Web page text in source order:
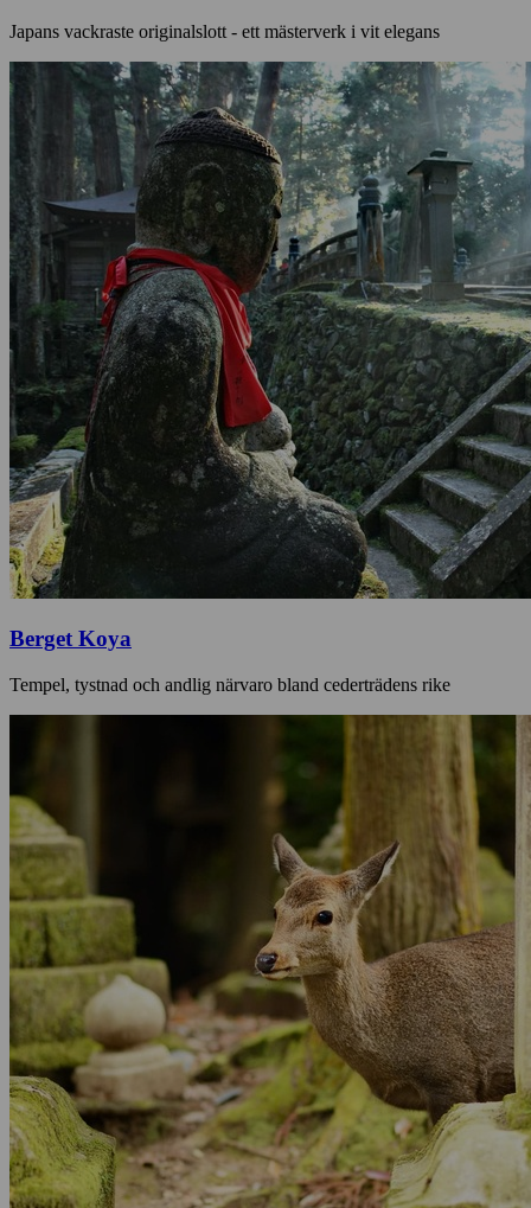
Japans vackraste originalslott - ett mästerverk i vit elegans
Berget Koya
Tempel, tystnad och andlig närvaro bland cederträdens rike